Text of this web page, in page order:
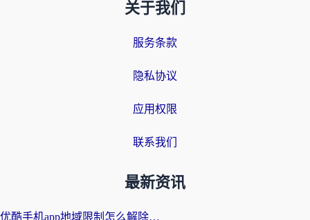
关于我们
服务条款
隐私协议
应用权限
联系我们
最新资讯
优酷手机app地域限制怎么解除？海外党亲测有效的追剧方案